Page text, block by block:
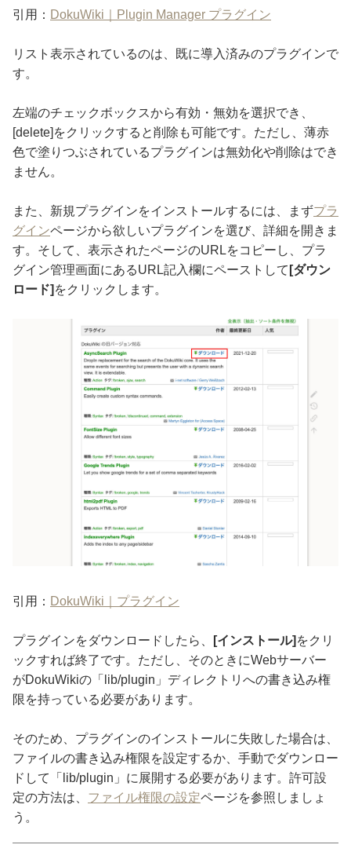
引用： DokuWiki｜Plugin Manager プラグイン
リスト表示されているのは、既に導入済みのプラグインで
す。
左端のチェックボックスから有効・無効を選択でき、
[delete]をクリックすると削除も可能です。ただし、薄赤
色で塗りつぶされているプラグインは無効化や削除はでき
ません。
また、新規プラグインをインストールするには、まずプラ
グインページから欲しいプラグインを選び、詳細を開きま
す。そして、表示されたページのURLをコピーし、プラ
グイン管理画面にあるURL記入欄にペーストして [ダウン
ロード] をクリックします。
引用： DokuWiki｜プラグイン
プラグインをダウンロードしたら、 [インストール] をクリ
ックすれば終了です。ただし、そのときにWebサーバー
がDokuWikiの「lib/plugin」ディレクトリへの書き込み権
限を持っている必要があります。
そのため、プラグインのインストールに失敗した場合は、
ファイルの書き込み権限を設定するか、手動でダウンロー
ドして「lib/plugin」に展開する必要があります。許可設
定の方法は、 ファイル権限の設定ページを参照しましょ
う。